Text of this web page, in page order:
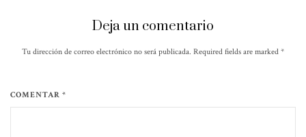
Deja un comentario
Tu dirección de correo electrónico no será publicada. Required fields are marked *
COMENTAR *